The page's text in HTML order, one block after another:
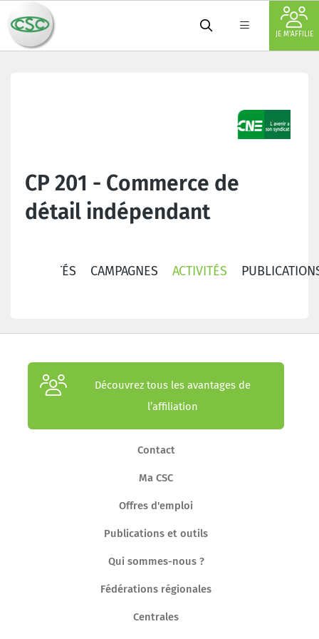
JE M'AFFILIE
CP 201 - Commerce de
détail indépendant
ACTUALITÉS CAMPAGNES ACTIVITÉS
Découvrez tous les avantages de
l’affiliation
Contact
Ma CSC
Offres d'emploi
Publications et outils
Qui sommes-nous ?
Fédérations régionales
Centrales